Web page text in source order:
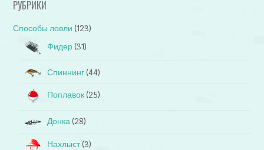
РУБРИКИ
Способы ловли (123)
Фидер (31)
Спиннинг (44)
Поплавок (25)
Донка (28)
Нахлыст(3)